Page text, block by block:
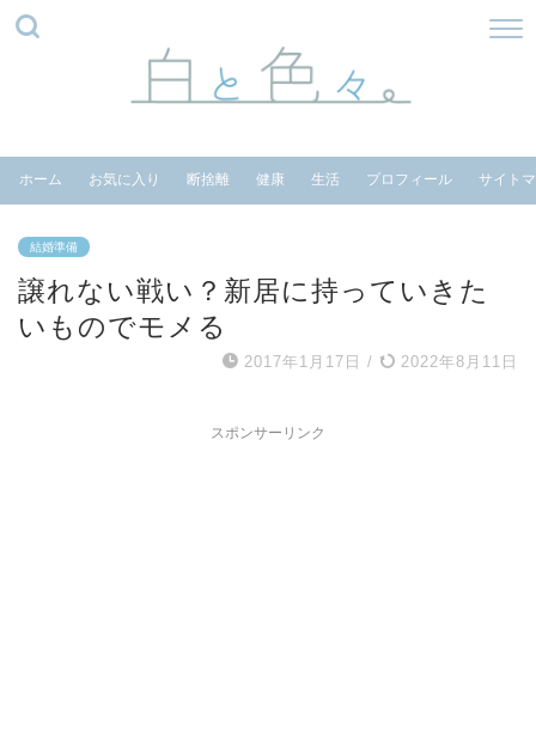
ホーム お気に入り 断捨離 健康 生活 プロフィール サイト
結婚準備
譲れない戦い？新居に持っていきた
いものでモメる
2017年1月17日 / 2022年8月11日
スポンサーリンク